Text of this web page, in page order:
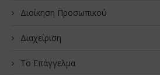
Διοίκηση Προσωπικού
Διαχείριση
Το Επάγγελμα